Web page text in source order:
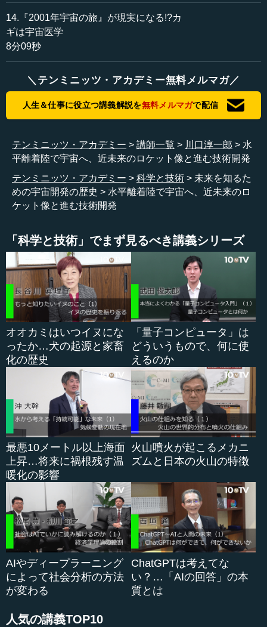
14.『2001年宇宙の旅』が現実になる!?カ
ギは宇宙医学
8分09秒
＼テンミニッツ・アカデミー無料メルマガ／
人生＆仕事に役立つ講義解説を無料メルマガで配信
テンミニッツ・アカデミー 講師一覧 川口淳一郎
水
平離着陸で宇宙へ、近未来のロケット像と進む技術開発
テンミニッツ・アカデミー
科学と技術
未来を知るた
めの宇宙開発の歴史
水平離着陸で宇宙へ、近未来のロ
ケット像と進む技術開発
「科学と技術」でまず見るべき講義シリーズ
オオカミはいつイヌにな
ったか…犬の起源と家畜
化の歴史
「量子コンピュータ」は
どういうもので、何に使
えるのか
最悪10メートル以上海面
上昇…将来に禍根残す温
暖化の影響
火山噴火が起こるメカニ
ズムと日本の火山の特徴
AIやディープラーニング
によって社会分析の方法
が変わる
ChatGPTは考えてな
い？…「AIの回答」の本
質とは
人気の講義TOP10